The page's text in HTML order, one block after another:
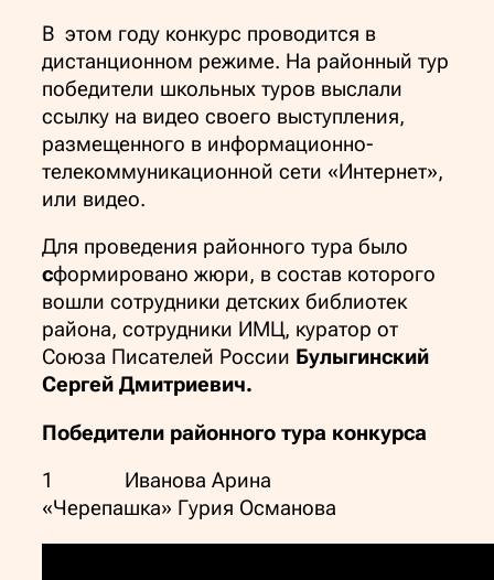
В этом году конкурс проводится в
дистанционном режиме. На районный тур
победители школьных туров выслали
ссылку на видео своего выступления,
размещенного в информационно-
телекоммуникационной сети «Интернет»,
или видео.
Для проведения районного тура было
сформировано жюри, в состав которого
вошли сотрудники детских библиотек
района, сотрудники ИМЦ, куратор от
Союза Писателей России Булыгинский
Сергей Дмитриевич.
Победители районного тура конкурса
1 Иванова Арина
«Черепашка» Гурия Османова